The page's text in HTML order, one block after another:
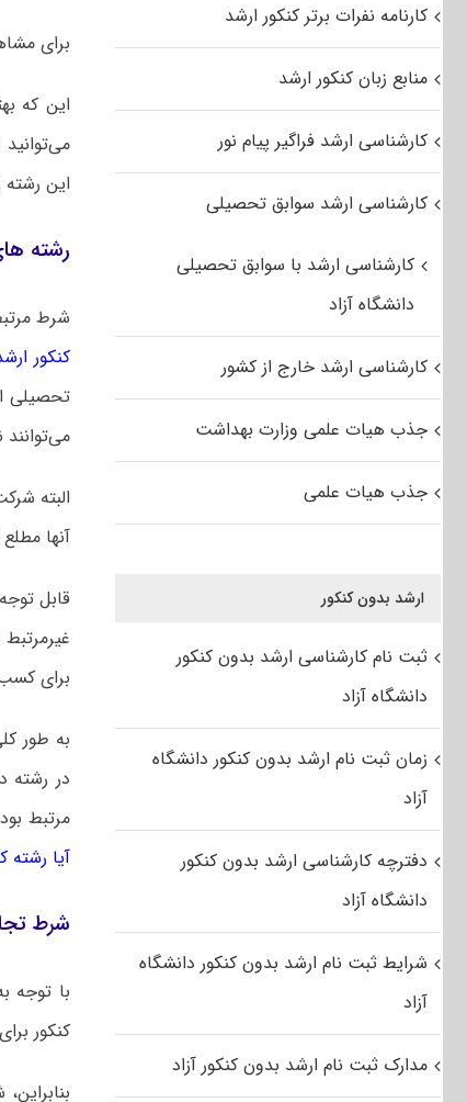
برای
این که
این رشته
رشته
شرط
کنکور
تحصیلی
البته
آنها
برای
به طور
در رشته
مرتبط
آیا رشته
شرط
با توجه
کنکور
کارنامه نفرات برتر کنکور ارشد
منابع زبان کنکور ارشد
کارشناسی ارشد فراگیر پیام نور
کارشناسی ارشد سوابق تحصیلی
کارشناسی ارشد با سوابق تحصیلی
دانشگاه آزاد
کارشناسی ارشد خارج از کشور
جذب هیات علمی وزارت بهداشت
جذب هیات علمی
ارشد بدون کنکور
ثبت نام کارشناسی ارشد بدون کنکور
دانشگاه آزاد
زمان ثبت نام ارشد بدون کنکور دانشگاه
آزاد
دفترچه کارشناسی ارشد بدون کنکور
دانشگاه آزاد
شرایط ثبت نام ارشد بدون کنکور دانشگاه
آزاد
مدارک ثبت نام ارشد بدون کنکور آزاد